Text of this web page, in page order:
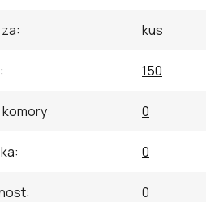
: kus
: 150
komory: 0
: 0
: 0